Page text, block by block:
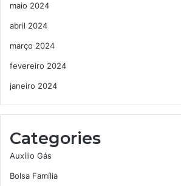
maio 2024
abril 2024
março 2024
fevereiro 2024
janeiro 2024
Categories
Auxílio Gás
Bolsa Família